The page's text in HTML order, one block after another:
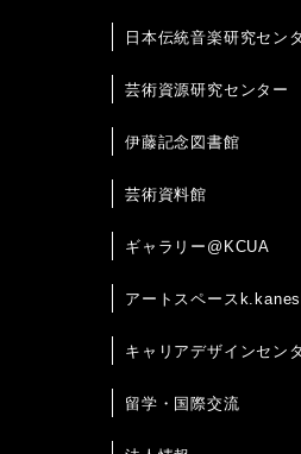
日本伝統音楽研究セン
芸術資源研究センター
伊藤記念図書館
芸術資料館
ギャラリー@KCUA
アートスペース
キャリアデザインセン
留学・国際交流